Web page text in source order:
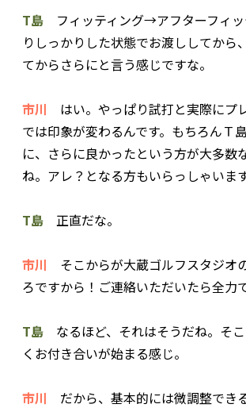
T島 フィッティング→アフターフィッ
りしっかりした状態でお渡ししてから
てからさらにと言う感じですな。
市川 はい。やっぱり試打と実際にプ
では印象が変わるんです。もちろんＴ
に、さらに良かったという方が大多数
ね。アレ？となる方もいらっしゃいます
T島 正直だな。
市川 そこからが大蔵ゴルフスタジオ
ろですから！ご連絡いただいたら全力
T島 なるほど、それはそうだね。そ
くお付き合いが始まる感じ。
市川 だから、基本的には微調整でき